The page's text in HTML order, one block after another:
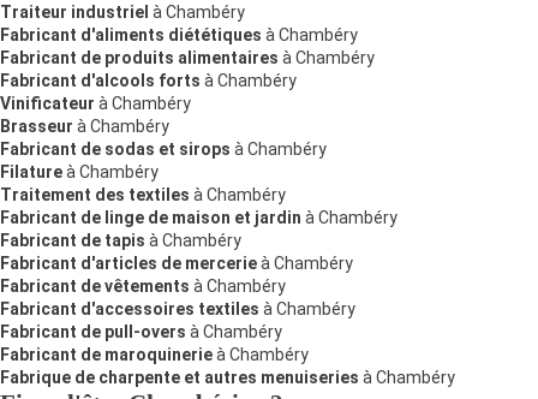
Traiteur industriel à Chambéry
Fabricant d'aliments diététiques à Chambéry
Fabricant de produits alimentaires à Chambéry
Fabricant d'alcools forts à Chambéry
Vinificateur à Chambéry
Brasseur à Chambéry
Fabricant de sodas et sirops à Chambéry
Filatureà Chambéry
Traitement des textiles à Chambéry
Fabricant de linge de maison et jardin à Chambéry
Fabricant de tapis à Chambéry
Fabricant d'articles de mercerieà Chambéry
Fabricant de vêtements à Chambéry
Fabricant d'accessoires textiles à Chambéry
Fabricant de pull-overs à Chambéry
Fabricant de maroquinerieà Chambéry
Fabrique de charpente et autres menuiseries à Chambéry